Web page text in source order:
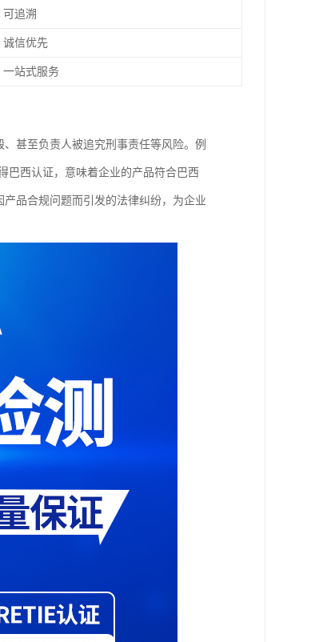
可追溯
诚信优先
一站式服务
甚至负责人被追究刑事责任等风险。例
巴西认证，意味着企业的产品符合巴西
品合规问题而引发的法律纠纷，为企业